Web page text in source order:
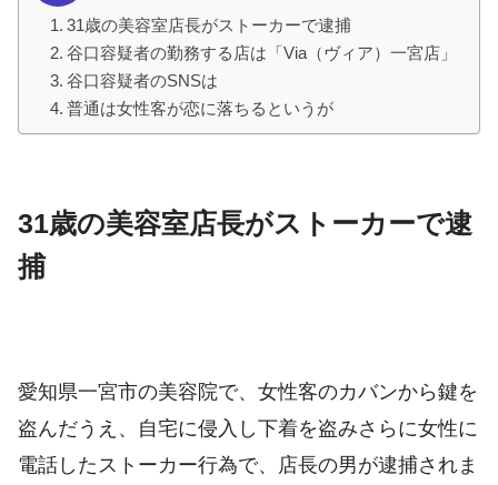
31歳の美容室店長がストーカーで逮捕
谷口容疑者の勤務する店は「Via（ヴィア）一宮店」
谷口容疑者のSNSは
普通は女性客が恋に落ちるというが
31歳の美容室店長がストーカーで逮
捕
愛知県一宮市の美容院で、女性客のカバンから鍵を
盗んだうえ、自宅に侵入し下着を盗みさらに女性に
電話したストーカー行為で、店長の男が逮捕されま